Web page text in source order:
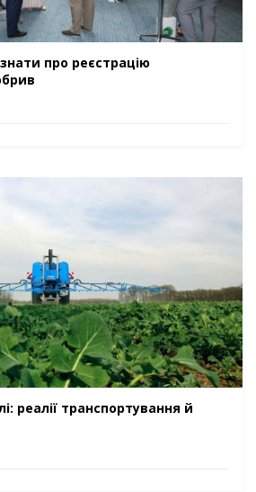
про реєстрацію
реалії транспортування й